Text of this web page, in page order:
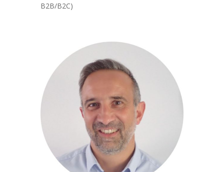
B2B/B2C)